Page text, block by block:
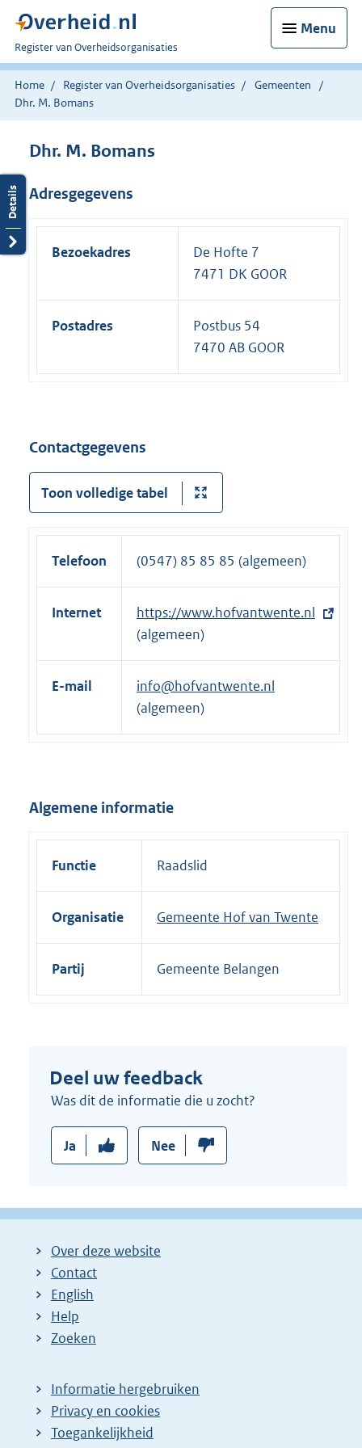
Menu
U
bent
nu
hier:
Register van Overheidsorganisaties
Home Register van Overheidsorganisaties
Gemeenten
Dhr. M. Bomans
Dhr. M. Bomans
Adresgegevens
Bezoekadres
De Hofte 7
7471 DK GOOR
Postadres
Postbus 54
7470 AB GOOR
Contactgegevens
Toon volledige tabel
Telefoon (0547) 85 85 85 (algemeen)
Internet
E
x
t
e
r
n
e
n
k
https://www.hofvantwente.nl
(algemeen)
E-mail
info@hofvantwente.nl
(algemeen)
Algemene informatie
Functie Raadslid
Organisatie Gemeente Hof van Twente
Partij Gemeente Belangen
Deel uw feedback
Was dit de informatie die u zocht?
Ja Nee
Over deze website
Contact
English
Help
Zoeken
Informatie hergebruiken
Privacy en cookies
Toegankelijkheid